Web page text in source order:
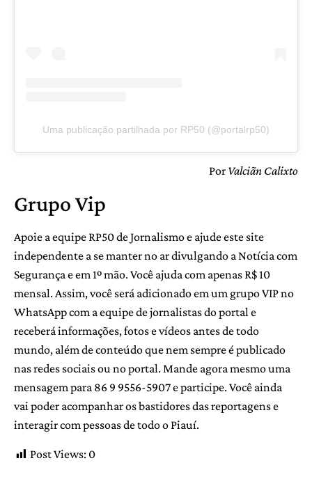
Uma publicação partilhada por RP50 (@portalrp50)
Por Valciãn Calixto
Grupo Vip
Apoie a equipe RP50 de Jornalismo e ajude este site
independente a se manter no ar divulgando a Notícia com
Segurança e em 1º mão. Você ajuda com apenas R$ 10
mensal. Assim, você será adicionado em um grupo VIP no
WhatsApp com a equipe de jornalistas do portal e
receberá informações, fotos e vídeos antes de todo
mundo, além de conteúdo que nem sempre é publicado
nas redes sociais ou no portal. Mande agora mesmo uma
mensagem para 86 9 9556-5907 e participe. Você ainda
vai poder acompanhar os bastidores das reportagens e
interagir com pessoas de todo o Piauí.
Post Views: 0